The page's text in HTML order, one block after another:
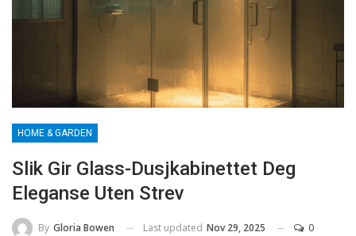
HOME & GARDEN
Slik Gir Glass-Dusjkabinettet Deg
Eleganse Uten Strev
By Gloria Bowen Last updated Nov 29, 2025 0